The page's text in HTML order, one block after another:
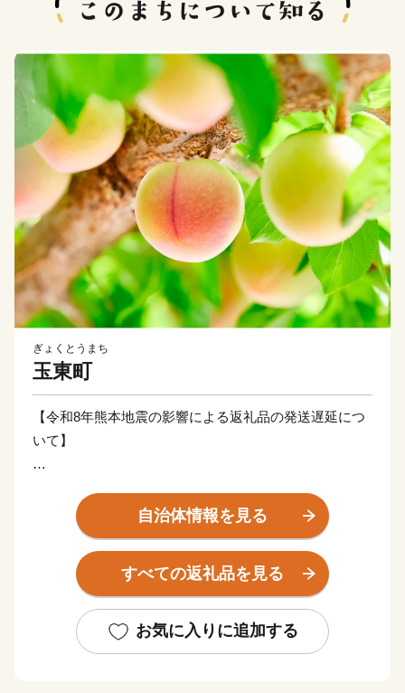
ぎょくとうまち
玉東町
【令和8年熊本地震の影響による返礼品の発送遅延につ
いて】​
震」の影響により、交通網の寸断や安全確認が必要とな
っているため、配送業者による集荷・配送が一時停止し
ております。​
そのため、返礼品のお届けに通常よりもお時間をいただ
返礼品を楽しみにお待ちいただいている寄附者様には、
多大なご迷惑とご不便をおかけしておりますことを、心
自治体情報を見る
すべての返礼品を見る
お気に入りに追加する